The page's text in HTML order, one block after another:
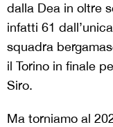
dalla Dea in oltre
infatti 61
squadra
il Torino in finale
Siro.
Ma torniamo al